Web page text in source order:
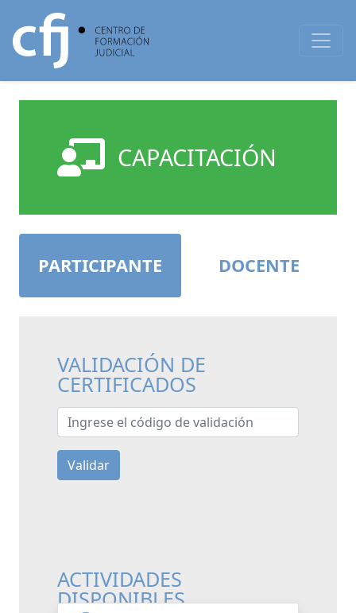
CAPACITACIÓN
PARTICIPANTE DOCENTE
VALIDACIÓN DE
CERTIFICADOS
Ingrese el código de validación
Validar
ACTIVIDADES
DISPONIBLES